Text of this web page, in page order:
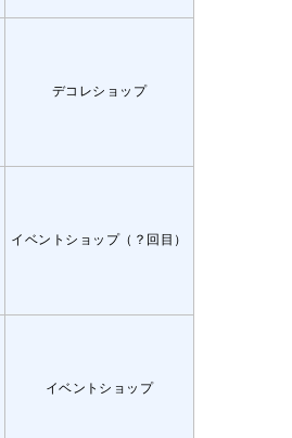
デコレショップ
イベントショップ（？回目）
イベントショップ